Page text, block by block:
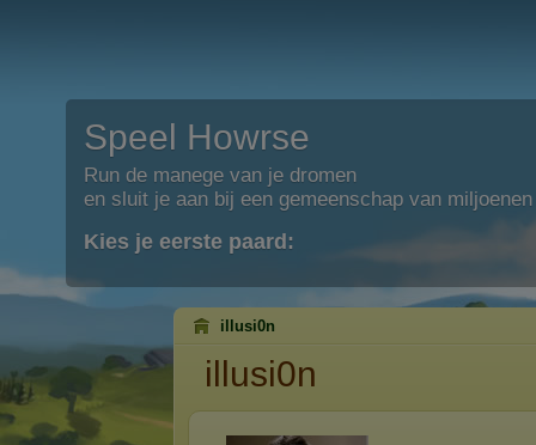
Speel Howrse
Run de manege van je dromen
en sluit je aan bij een gemeenschap van
Kies je eerste paard:
illusi0n
illusi0n